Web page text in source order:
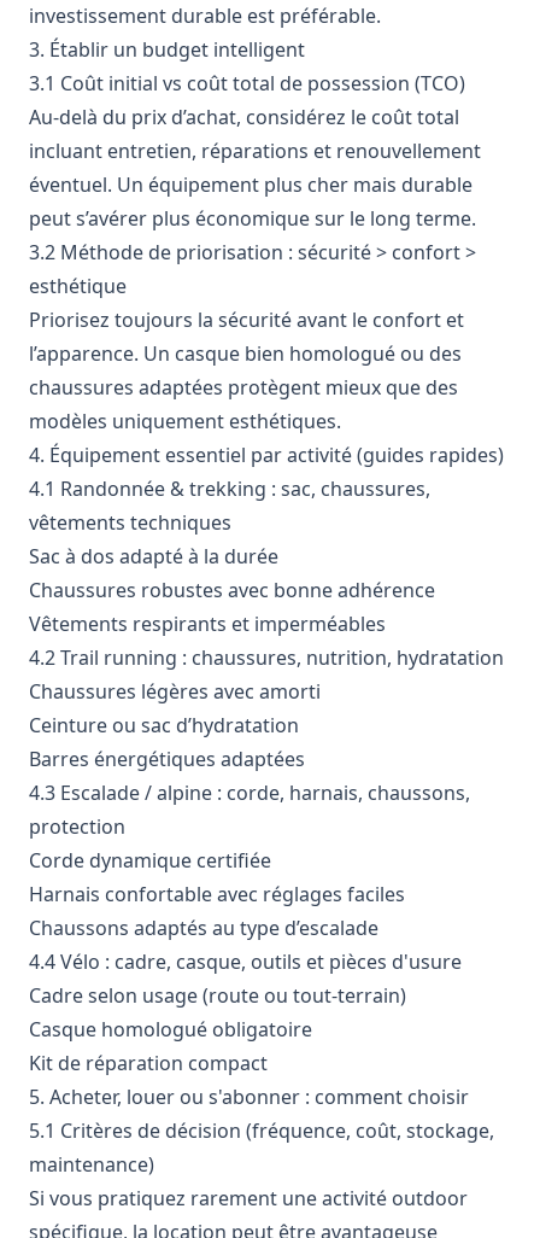
investissement durable est préférable.
3. Établir un budget intelligent
3.1 Coût initial vs coût total de possession (TCO)
Au-delà du prix d’achat, considérez le coût total
incluant entretien, réparations et renouvellement
éventuel. Un équipement plus cher mais durable
peut s’avérer plus économique sur le long terme.
3.2 Méthode de priorisation : sécurité > confort >
esthétique
Priorisez toujours la sécurité avant le confort et
l’apparence. Un casque bien homologué ou des
chaussures adaptées protègent mieux que des
modèles uniquement esthétiques.
4. Équipement essentiel par activité (guides rapides)
4.1 Randonnée & trekking : sac, chaussures,
vêtements techniques
Sac à dos adapté à la durée
Chaussures robustes avec bonne adhérence
Vêtements respirants et imperméables
4.2 Trail running : chaussures, nutrition, hydratation
Chaussures légères avec amorti
Ceinture ou sac d’hydratation
Barres énergétiques adaptées
4.3 Escalade / alpine : corde, harnais, chaussons,
protection
Corde dynamique certifiée
Harnais confortable avec réglages faciles
Chaussons adaptés au type d’escalade
4.4 Vélo : cadre, casque, outils et pièces d'usure
Cadre selon usage (route ou tout-terrain)
Casque homologué obligatoire
Kit de réparation compact
5. Acheter, louer ou s'abonner : comment choisir
5.1 Critères de décision (fréquence, coût, stockage,
maintenance)
Si vous pratiquez rarement une activité outdoor
spécifique, la location peut être avantageuse